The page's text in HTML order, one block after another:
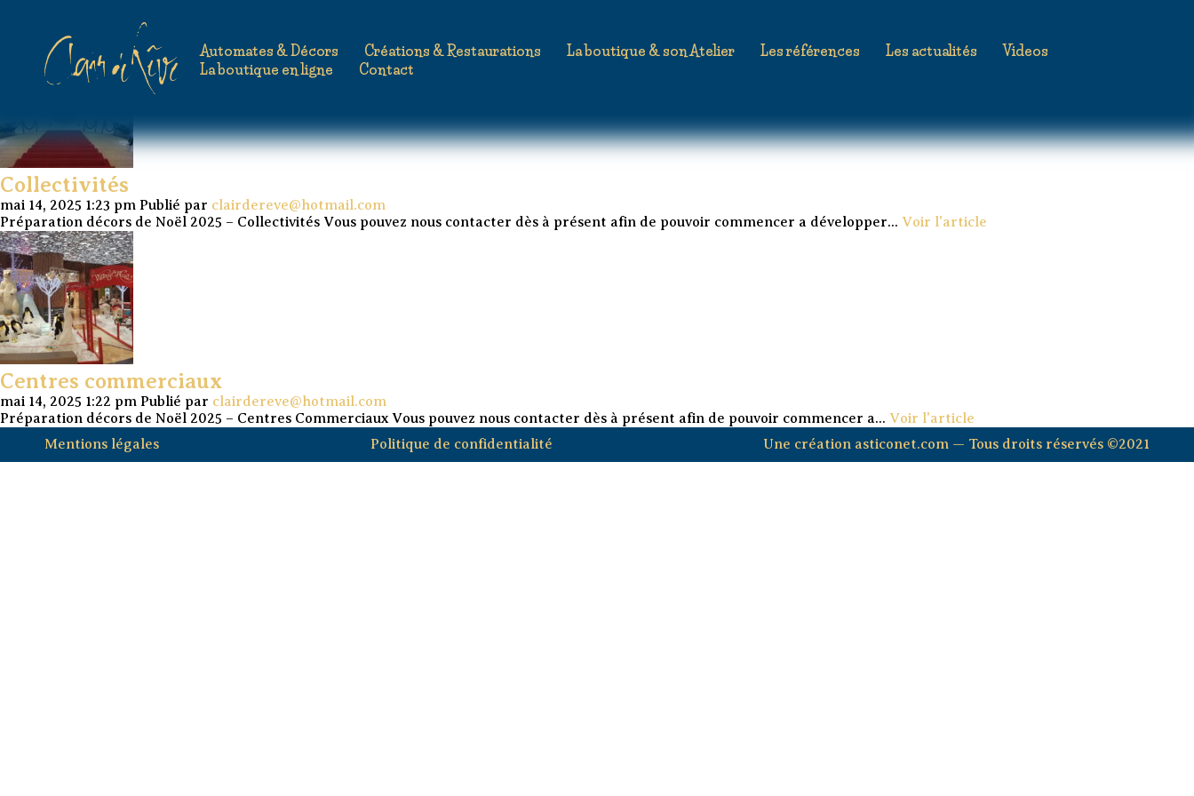
Automates & Décors Créations & Restaurations La boutique & son Atelier Les références Les actualités
Videos
La boutique en ligne
Contact
Archives de tags : centres commerciaux
Collectivités
mai 14, 2025 1:23 pm Publié par clairdereve@hotmail.com
Préparation décors de Noël 2025 – Collectivités Vous pouvez nous contacter dès à présent afin de pouvoir commencer a développer... Voir l'article
Centres commerciaux
mai 14, 2025 1:22 pm Publié par clairdereve@hotmail.com
Préparation décors de Noël 2025 – Centres Commerciaux Vous pouvez nous contacter dès à présent afin de pouvoir commencer a... Voir l'article
Mentions légales
Politique de confidentialité Une création asticonet.com — Tous droits réservés ©2021